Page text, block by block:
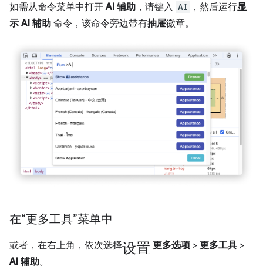
如需从命令菜单中打开AI 辅助 ，请键入 AI ，然后运行显
示 AI 辅助 命令，该命令旁边带有抽屉徽章。
在“更多工具”菜单中
或者，在右上角，依次选择设置 更多选项 > 更多工具 >
AI 辅助。